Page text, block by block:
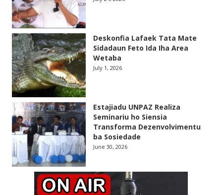
Deskonfia Lafaek Tata Mate
Sidadaun Feto Ida Iha Area
Wetaba
July 1, 2026
Estajiadu UNPAZ Realiza
Seminariu ho Siensia
Transforma Dezenvolvimentu
ba Sosiedade
June 30, 2026